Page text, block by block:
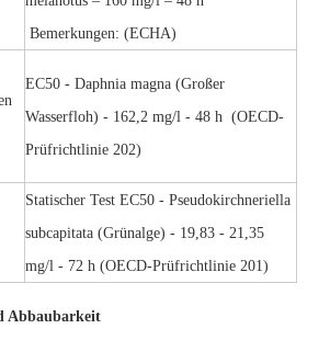
Bemerkungen: (ECHA)
EC50 - Daphnia magna (Großer
Wasserfloh) - 162,2 mg/l - 48 h (OECD-
Prüfrichtlinie 202)
Statischer Test EC50 - Pseudokirchneriella
subcapitata (Grünalge) - 19,83 - 21,35
mg/l - 72 h (OECD-Prüfrichtlinie 201)
Abbaubarkeit